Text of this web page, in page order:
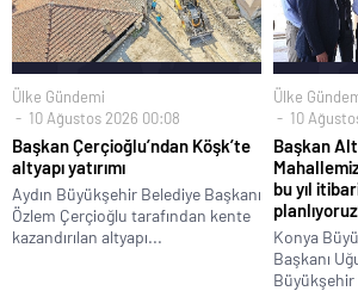
Ülke Gündemi
10 Ağustos 2026 00:08
Başkan Çerçioğlu’ndan Köşk’te
altyapı yatırımı
Aydın Büyükşehir Belediye Başkanı
Özlem Çerçioğlu tarafından kente
kazandırılan altyapı...
Ülke
10
Başkan
bu yıl
Konya
Başkanı
Büyükşehir